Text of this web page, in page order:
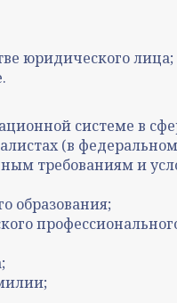
юридического лица;
системе в
(в
требованиям и
образования;